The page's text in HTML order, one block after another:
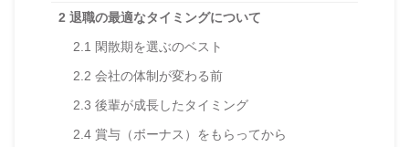
2 退職の最適なタイミングについて
2.1 閑散期を選ぶのベスト
2.2 会社の体制が変わる前
2.3 後輩が成長したタイミング
2.4 賞与（ボーナス）をもらってから